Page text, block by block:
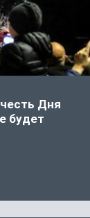
Дня
будет